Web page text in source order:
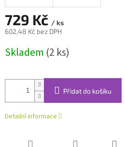
729 Kč / ks
602,48 Kč bez DPH
cena:
Skladem (2 ks)
Přidat do košíku
Detailní informace